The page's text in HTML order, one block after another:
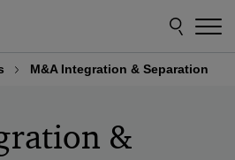
M&A Integration & Separation
&